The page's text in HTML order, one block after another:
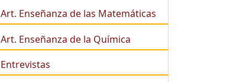
Art. Enseñanza de las Matemáticas
Art. Enseñanza de la Química
Entrevistas